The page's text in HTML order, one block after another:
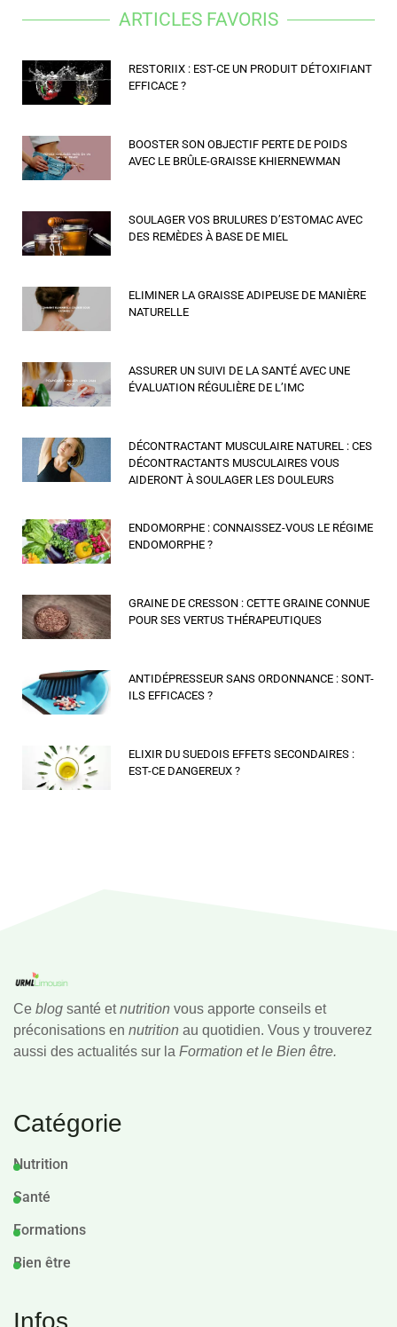
ARTICLES FAVORIS
RESTORIIX : EST-CE UN PRODUIT DÉTOXIFIANT
EFFICACE ?
BOOSTER SON OBJECTIF PERTE DE POIDS
AVEC LE BRÛLE-GRAISSE KHIERNEWMAN
SOULAGER VOS BRULURES D’ESTOMAC AVEC
DES REMÈDES À BASE DE MIEL
ELIMINER LA GRAISSE ADIPEUSE DE MANIÈRE
NATURELLE
ASSURER UN SUIVI DE LA SANTÉ AVEC UNE
ÉVALUATION RÉGULIÈRE DE L’IMC
DÉCONTRACTANT MUSCULAIRE NATUREL : CES
DÉCONTRACTANTS MUSCULAIRES VOUS
AIDERONT À SOULAGER LES DOULEURS
ENDOMORPHE : CONNAISSEZ-VOUS LE RÉGIME
ENDOMORPHE ?
GRAINE DE CRESSON : CETTE GRAINE CONNUE
POUR SES VERTUS THÉRAPEUTIQUES
ANTIDÉPRESSEUR SANS ORDONNANCE : SONT-
ILS EFFICACES ?
ELIXIR DU SUEDOIS EFFETS SECONDAIRES :
EST-CE DANGEREUX ?
Ce blog santé etnutrition vous apporte conseils et
préconisations en nutrition au quotidien. Vous y trouverez
aussi des actualités sur la Formation et le Bien être.
Catégorie
Nutrition
Santé
Formations
Bien être
Infos